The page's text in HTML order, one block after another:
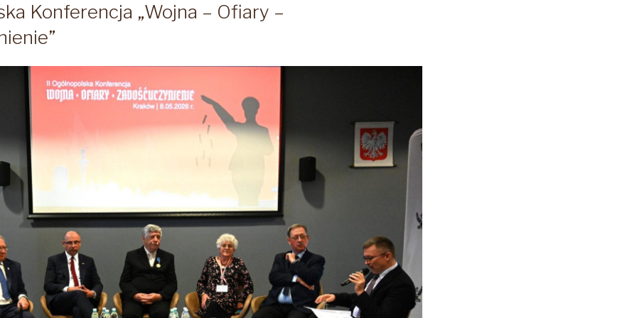
Konferencja „Wojna – Ofiary –